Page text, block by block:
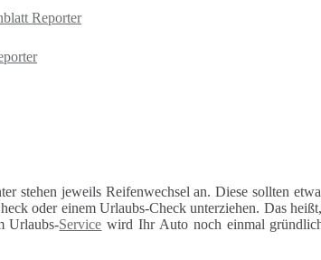
Reporter
stehen jeweils Reifenwechsel an. Diese sollten
oder einem Urlaubs-Check unterziehen. Das
Urlaubs-Service wird Ihr Auto noch einmal